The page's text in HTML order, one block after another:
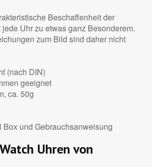
Beschaffenheit der
Uhr zu etwas ganz Besonderem.
zum Bild sind daher nicht
(nach DIN)
geeignet
ca. 50g
Box und Gebrauchsanweisung
Uhren von